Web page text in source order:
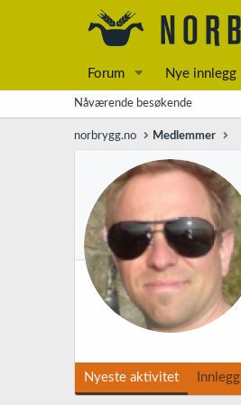
Forum Nye innlegg
Nåværende besøkende
norbrygg.no Medlemmer
Nyeste aktivitet Innlegg